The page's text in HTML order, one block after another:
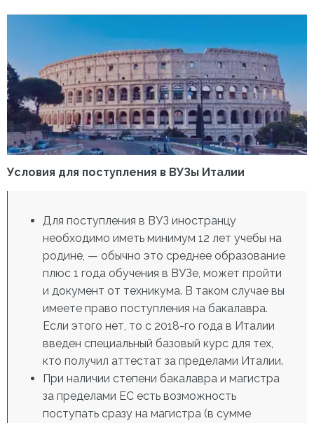
Условия для поступления в ВУЗы Италии
Для поступления в ВУЗ иностранцу
необходимо иметь минимум 12 лет учебы на
родине, — обычно это среднее образование
плюс 1 года обучения в ВУЗе, может пройти
и документ от техникума. В таком случае вы
имеете право поступления на бакалавра.
Если этого нет, то с 2018-го года в Италии
введен специальный базовый курс для тех,
кто получил аттестат за пределами Италии.
При наличии степени бакалавра и магистра
за пределами ЕС есть возможность
поступать сразу на магистра (в сумме